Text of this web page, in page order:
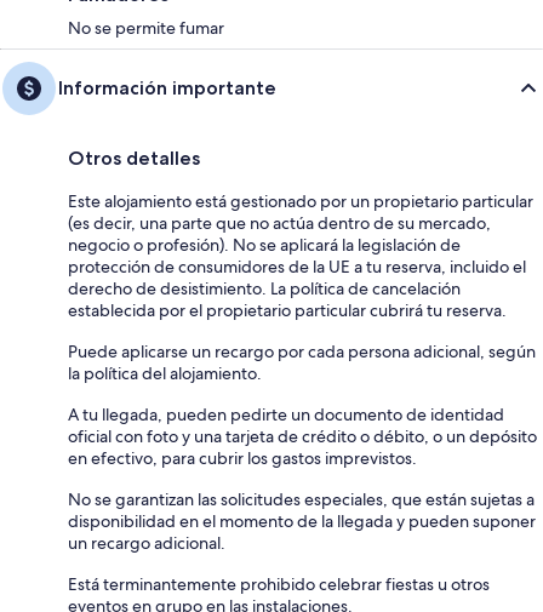
No se permite fumar
Información importante
Otros detalles
Este alojamiento está gestionado por un propietario particular
(es decir, una parte que no actúa dentro de su mercado,
negocio o profesión). No se aplicará la legislación de
protección de consumidores de la UE a tu reserva, incluido el
derecho de desistimiento. La política de cancelación
establecida por el propietario particular cubrirá tu reserva.
Puede aplicarse un recargo por cada persona adicional, según
la política del alojamiento.
A tu llegada, pueden pedirte un documento de identidad
oficial con foto y una tarjeta de crédito o débito, o un depósito
en efectivo, para cubrir los gastos imprevistos.
No se garantizan las solicitudes especiales, que están sujetas a
disponibilidad en el momento de la llegada y pueden suponer
un recargo adicional.
Está terminantemente prohibido celebrar fiestas u otros
eventos en grupo en las instalaciones.